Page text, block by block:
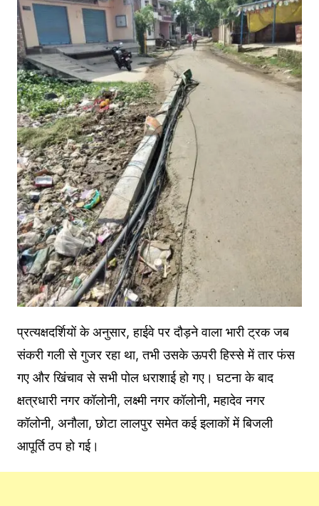
प्रत्यक्षदर्शियों के अनुसार, हाईवे पर दौड़ने वाला भारी ट्रक जब
संकरी गली से गुजर रहा था, तभी उसके ऊपरी हिस्से में तार फंस
गए और खिंचाव से सभी पोल धराशाई हो गए। घटना के बाद
क्षत्रधारी नगर कॉलोनी, लक्ष्मी नगर कॉलोनी, महादेव नगर
कॉलोनी, अनौला, छोटा लालपुर समेत कई इलाकों में बिजली
आपूर्ति ठप हो गई।